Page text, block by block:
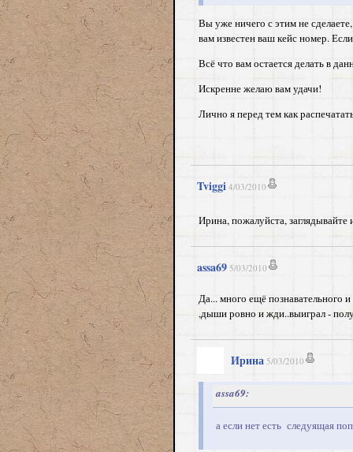
Вы уже ничего с этим не
вам известен ваш кейс номер.
Всё что вам остается делать в
Искренне желаю вам удачи!
Лично я перед тем как
Tviggi 4/03/2010
Ирина, пожалуйста,
assa69 5/03/2010
Да... много ещё познавательного
,дыши ровно и жди..выиграл -
Ирина 5/03/2010
assa69:
а если нет есть следуящая